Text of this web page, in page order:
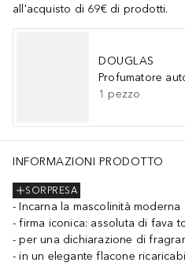
all'acquisto di 69€ di prodotti.
DOUGLAS
Profumatore
1 pezzo
INFORMAZIONI PRODOTTO
SORPRESA
Incarna la mascolinità moderna
firma iconica: assoluta di fava
per una dichiarazione di
in un elegante flacone